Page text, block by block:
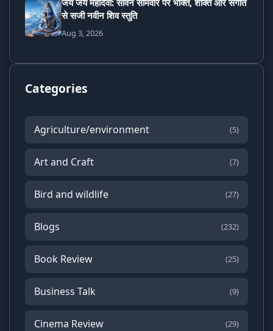
से सजी नवीन शिव स्तुति
Aug 3, 2026
Categories
Agriculture/environment (5)
Art and Craft (7)
Bird and wildlife (27)
Blogs (232)
Book Review (25)
Business Talk (9)
Cinema Review (29)